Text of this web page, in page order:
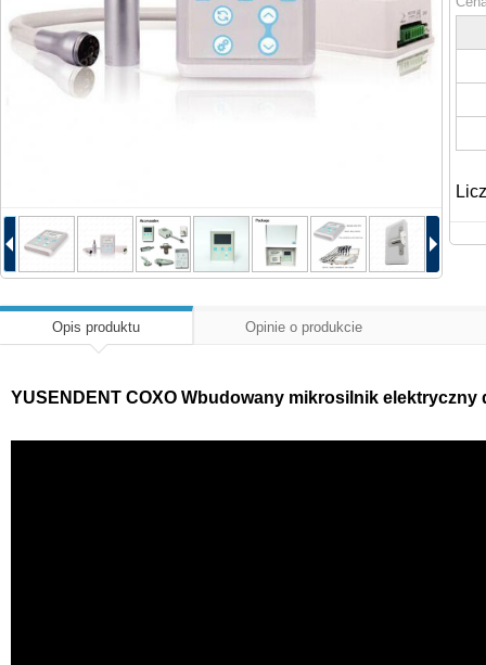
Opis produktu Opinie o produkcie
YUSENDENT COXO Wbudowany mikrosilnik